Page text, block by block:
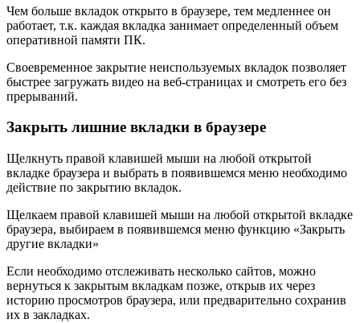
Чем больше вкладок открыто в браузере, тем медленнее он
работает, т.к. каждая вкладка занимает определенный объем
оперативной памяти ПК.
Своевременное закрытие неиспользуемых вкладок позволяет
быстрее загружать видео на веб-страницах и смотреть его без
прерываний.
Закрыть лишние вкладки в браузере
Щелкнуть правой клавишей мыши на любой открытой
вкладке браузера и выбрать в появившемся меню необходимо
действие по закрытию вкладок.
Щелкаем правой клавишей мыши на любой открытой вкладке
браузера, выбираем в появившемся меню функцию «Закрыть
другие вкладки»
Если необходимо отслеживать несколько сайтов, можно
вернуться к закрытым вкладкам позже, открыв их через
историю просмотров браузера, или предварительно сохранив
их в закладках.